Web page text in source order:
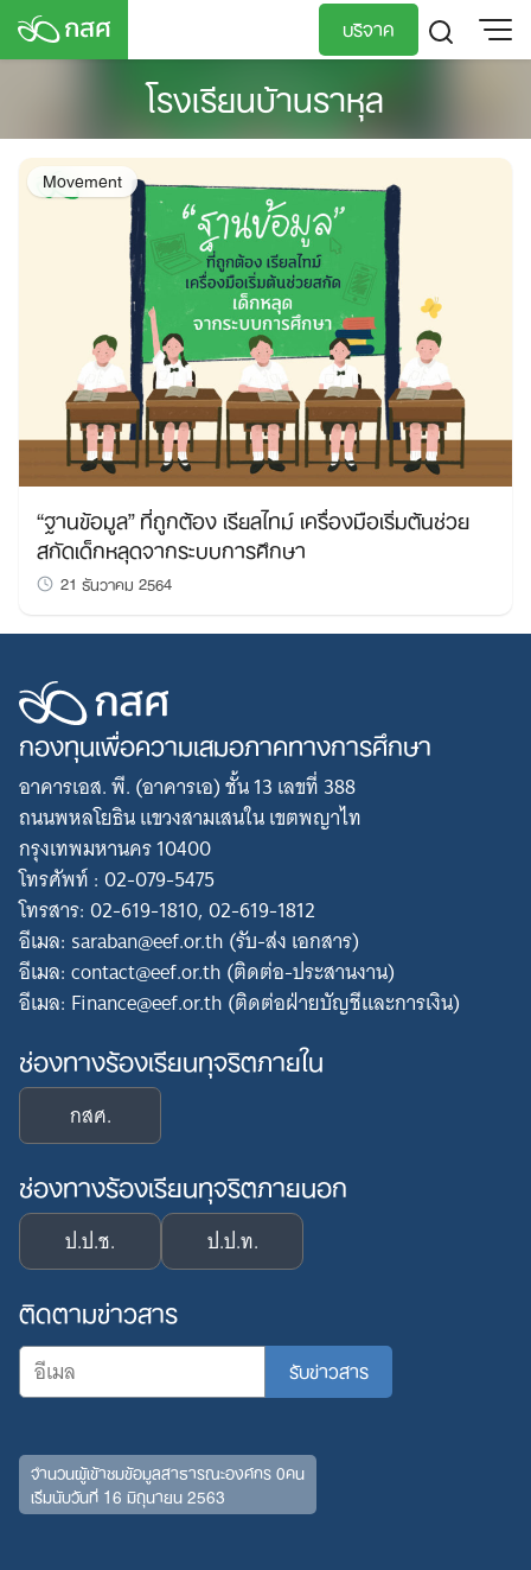
Skip
บริจาค
โรงเรียนบ้านราหุล
Movement
“ฐานข้อมูล” ที่ถูกต้อง เรียลไทม์ เครื่องมือเริ่มต้นช่วย
สกัดเด็กหลุดจากระบบการศึกษา
21 ธันวาคม 2564
กองทุนเพื่อความเสมอภาคทางการศึกษา
อาคารเอส. พี. (อาคารเอ) ชั้น 13 เลขที่ 388
ถนนพหลโยธิน แขวงสามเสนใน เขตพญาไท
กรุงเทพมหานคร 10400
โทรศัพท์ : 02-079-5475
โทรสาร: 02-619-1810, 02-619-1812
อีเมล: saraban@eef.or.th (รับ-ส่ง เอกสาร)
อีเมล: contact@eef.or.th (ติดต่อ-ประสานงาน)
อีเมล: Finance@eef.or.th (ติดต่อฝ่ายบัญชีและการเงิน)
ช่องทางร้องเรียนทุจริตภายใน
กสศ.
ช่องทางร้องเรียนทุจริตภายนอก
ป.ป.ช. ป.ป.ท.
ติดตามข่าวสาร
จำนวนผู้เข้าชมข้อมูลสาธารณะองค์กร 0คน
เริ่มนับวันที่ 16 มิถุนายน 2563